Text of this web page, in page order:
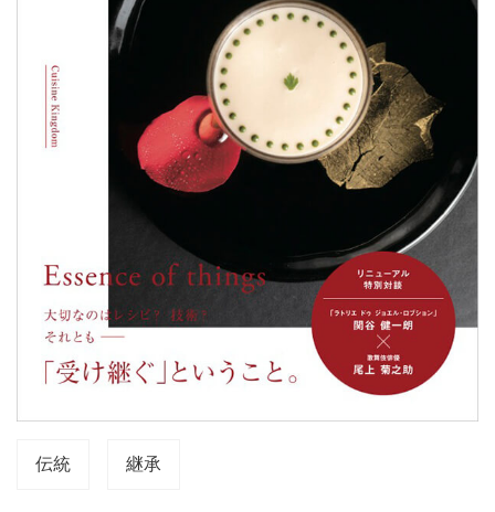
伝統 継承